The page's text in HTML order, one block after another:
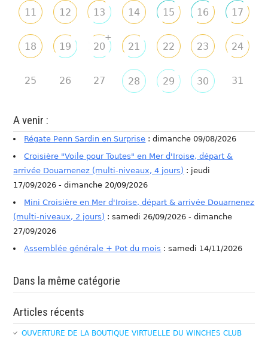
11 12 13 14 15 16 17
18 19 20
+
21 22 23 24
25 26 27 28 29 30 31
A venir :
Régate Penn Sardin en Surprise : dimanche 09/08/2026
Croisière "Voile pour Toutes" en Mer d'Iroise, départ &
arrivée Douarnenez (multi-niveaux, 4 jours) : jeudi
17/09/2026 - dimanche 20/09/2026
Mini Croisière en Mer d'Iroise, départ & arrivée Douarnenez
(multi-niveaux, 2 jours) : samedi 26/09/2026 - dimanche
27/09/2026
Assemblée générale + Pot du mois : samedi 14/11/2026
Dans la même catégorie
Articles récents
OUVERTURE DE LA BOUTIQUE VIRTUELLE DU WINCHES CLUB